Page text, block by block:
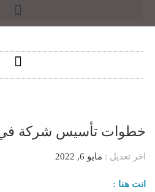
خطوات تأسيس شركة في
اخر تعديل : مايو 6, 2022
انت هنا :